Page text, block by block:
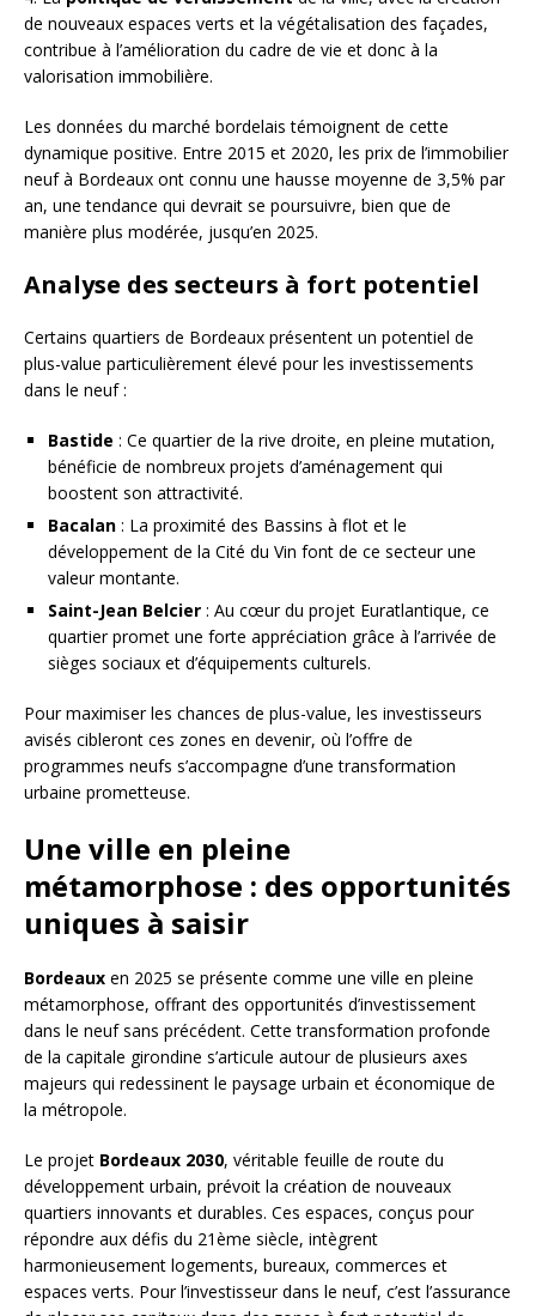
de nouveaux espaces verts et la végétalisation des façades,
contribue à l’amélioration du cadre de vie et donc à la
valorisation immobilière.
Les données du marché bordelais témoignent de cette
dynamique positive. Entre 2015 et 2020, les prix de l’immobilier
neuf à Bordeaux ont connu une hausse moyenne de 3,5% par
an, une tendance qui devrait se poursuivre, bien que de
manière plus modérée, jusqu’en 2025.
Analyse des secteurs à fort potentiel
Certains quartiers de Bordeaux présentent un potentiel de
plus-value particulièrement élevé pour les investissements
dans le neuf :
Bastide : Ce quartier de la rive droite, en pleine mutation,
bénéficie de nombreux projets d’aménagement qui
boostent son attractivité.
Bacalan : La proximité des Bassins à flot et le
développement de la Cité du Vin font de ce secteur une
valeur montante.
Saint-Jean Belcier : Au cœur du projet Euratlantique, ce
quartier promet une forte appréciation grâce à l’arrivée de
sièges sociaux et d’équipements culturels.
Pour maximiser les chances de plus-value, les investisseurs
avisés cibleront ces zones en devenir, où l’offre de
programmes neufs s’accompagne d’une transformation
urbaine prometteuse.
Une ville en pleine
métamorphose : des opportunités
uniques à saisir
Bordeaux en 2025 se présente comme une ville en pleine
métamorphose, offrant des opportunités d’investissement
dans le neuf sans précédent. Cette transformation profonde
de la capitale girondine s’articule autour de plusieurs axes
majeurs qui redessinent le paysage urbain et économique de
la métropole.
Le projet Bordeaux 2030, véritable feuille de route du
développement urbain, prévoit la création de nouveaux
quartiers innovants et durables. Ces espaces, conçus pour
répondre aux défis du 21ème siècle, intègrent
harmonieusement logements, bureaux, commerces et
espaces verts. Pour l’investisseur dans le neuf, c’est l’assurance